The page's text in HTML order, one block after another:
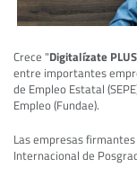
Crece "Digitalízate PLUS
entre importantes
de Empleo Estatal
Empleo (Fundae).
Las empresas
Internacional de